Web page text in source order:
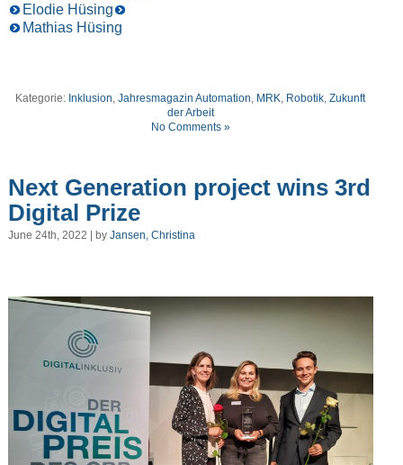
Elodie Hüsing
Mathias Hüsing
Kategorie: Inklusion,Jahresmagazin Automation, MRK, Robotik,Zukunft
der Arbeit
No Comments »
Next Generation project wins 3rd
Digital Prize
June 24th, 2022 | by Jansen, Christina